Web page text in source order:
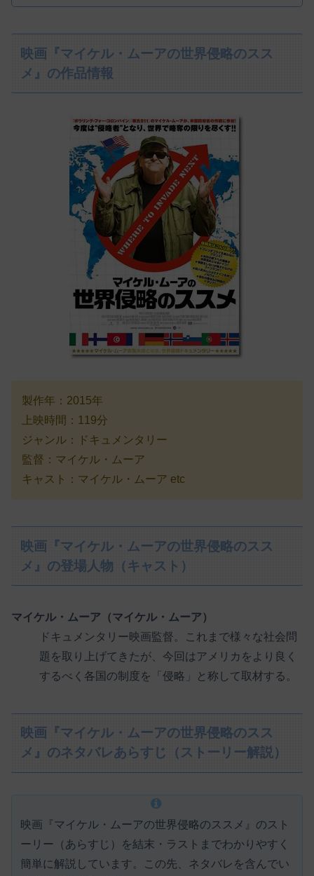
映画『マイケル・ムーアの世界侵略のスス
メ』の作品情報
製作年：2015年
上映時間：119分
ジャンル：ドキュメンタリー
監督：マイケル・ムーア
キャスト：マイケル・ムーア etc
映画『マイケル・ムーアの世界侵略のスス
メ』の登場人物（キャスト）
マイケル・ムーア（マイケル・ムーア）
ドキュメンタリー映画監督。これまで様々な社会問
題を取り上げてきたが、今回はアメリカをより良く
するべく各国の制度を「侵略」と称して取材する。
映画『マイケル・ムーアの世界侵略のスス
メ』のネタバレあらすじ（ストーリー解説）
映画『マイケル・ムーアの世界侵略のススメ』のスト
ーリー（あらすじ）を結末・ラストまでわかりやすく
簡単に解説しています。この先、ネタバレを含んでい